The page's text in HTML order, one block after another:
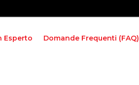
Esperto Domande Frequenti (FAQ)